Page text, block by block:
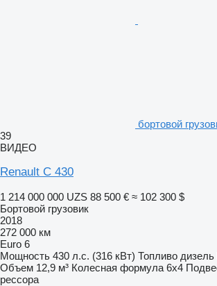
бортовой
39
ВИДЕО
Renault C 430
1 214 000 000 UZS 88 500 € ≈ 102 300 $
Бортовой грузовик
2018
272 000 км
Euro 6
Мощность 430 л.с. (316 кВт) Топливо дизель
Объем 12,9 м³ Колесная формула 6x4
рессора